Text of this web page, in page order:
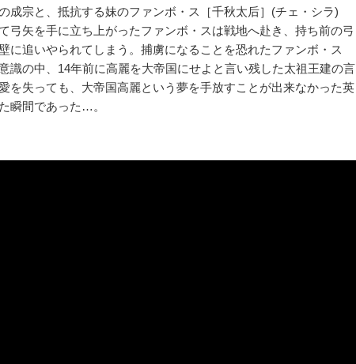
成宗と、抵抗する妹のファンボ・ス［千秋太后］(チェ・シラ)
弓矢を手に立ち上がったファンボ・スは戦地へ赴き、持ち前の弓
に追いやられてしまう。捕虜になることを恐れたファンボ・ス
識の中、14年前に高麗を大帝国にせよと言い残した太祖王建の言
を失っても、大帝国高麗という夢を手放すことが出来なかった英
瞬間であった…。